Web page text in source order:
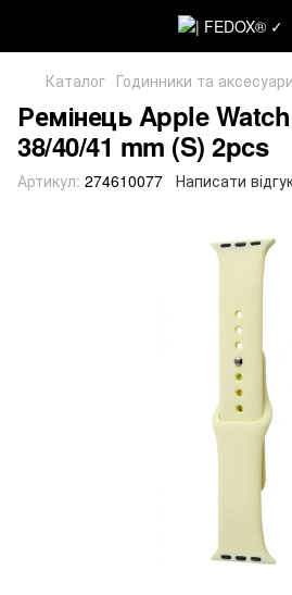
Каталог Годинники та аксесуари
Ремінець Apple
38/40/41 mm (S) 2pcs
Артикул: 274610077 Написати